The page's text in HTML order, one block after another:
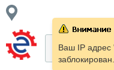
Ваш IP адрес
заблокирован.